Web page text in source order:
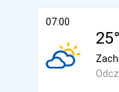
07:00